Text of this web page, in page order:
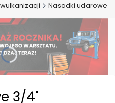
Nasadki udarowe
3/4"